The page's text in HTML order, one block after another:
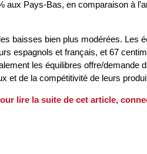
Pays-Bas, en comparaison à
baisses bien plus modérées.
espagnols et français, et 67
les équilibres offre/
de la compétitivité de leurs
lire la suite de cet article,